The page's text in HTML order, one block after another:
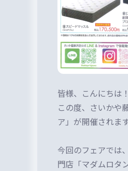
皆様、こんにちは
この度、さいかや
ア」が開催されま
今回のフェアでは
門店「マダムロタ